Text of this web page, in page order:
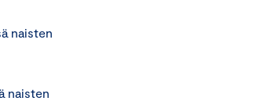
naisten
naisten